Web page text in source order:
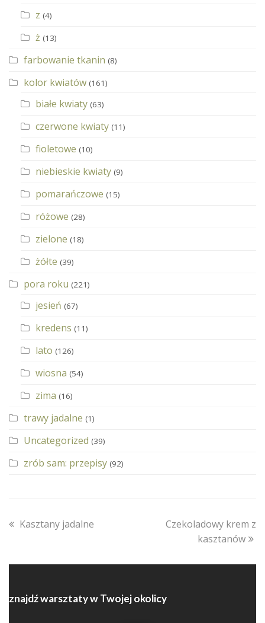
z (4)
ż (13)
farbowanie tkanin (8)
kolor kwiatów (161)
białe kwiaty (63)
czerwone kwiaty (11)
fioletowe (10)
niebieskie kwiaty (9)
pomarańczowe (15)
różowe (28)
zielone (18)
żółte (39)
pora roku (221)
jesień (67)
kredens (11)
lato (126)
wiosna (54)
zima (16)
trawy jadalne (1)
Uncategorized (39)
zrób sam: przepisy (92)
previous
Kasztany jadalne
next
Czekoladowy krem z
kasztanów
znajdź warsztaty w Twojej okolicy